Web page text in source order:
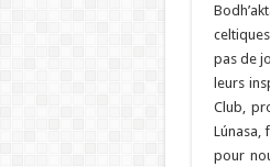
pas de
leurs
Club,
Lúnasa,
pour